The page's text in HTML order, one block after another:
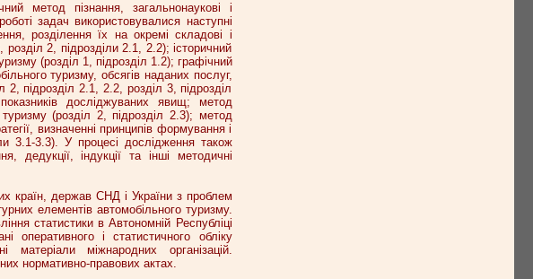
метод пізнання, загальнонаукові і
задач використовувалися наступні
розділення їх на окремі складові і
2, підрозділи 2.1, 2.2); історичний
(розділ 1, підрозділ 1.2); графічний
туризму, обсягів наданих послуг,
2, підрозділ 2.1, 2.2, розділ 3, підрозділ
досліджуваних явищ; метод
(розділ 2, підрозділ 2.3); метод
визначенні принципів формування і
3.1-3.3). У процесі дослідження також
дедукції, індукції та інші методичні
країн, держав СНД і України з проблем
елементів автомобільного туризму.
статистики в Автономній Республіці
оперативного і статистичного обліку
матеріали міжнародних організацій.
нормативно-правових актах.